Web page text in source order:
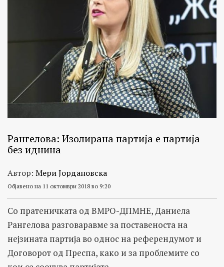
Рангелова: Изолирана партија е партија
без иднина
Автор: Мери Јордановска
Објавено на 11 октомври 2018 во 9:20
Со пратеничката од ВМРО-ДПМНЕ, Даниела
Рангелова разговаравме за поставеноста на
нејзината партија во однос на референдумот и
Договорот од Преспа, како и за проблемите со